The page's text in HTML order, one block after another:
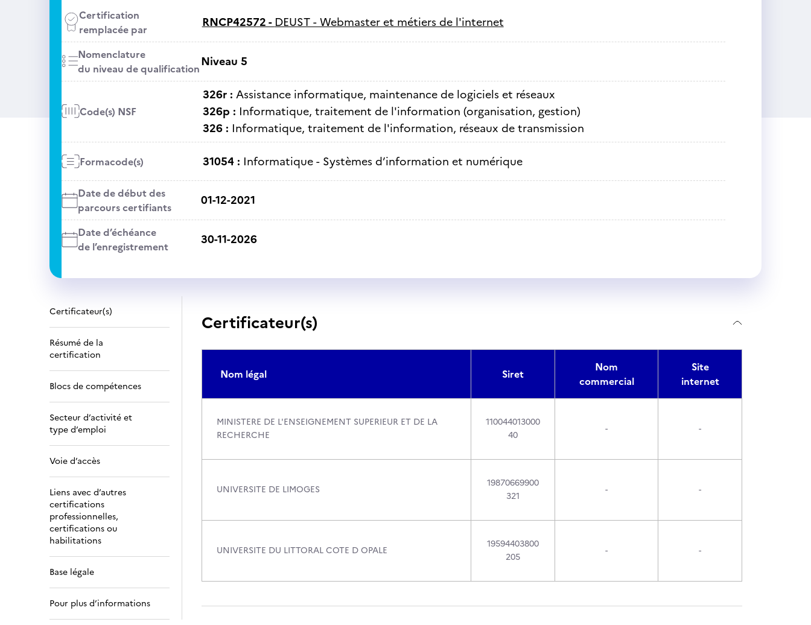
Certification
remplacée par
RNCP42572 - DEUST - Webmaster et métiers de l'internet
Nomenclature
du niveau de qualificationNiveau 5
Code(s) NSF
326r : Assistance informatique, maintenance de logiciels et réseaux
326p : Informatique, traitement de l'information (organisation, gestion)
326 : Informatique, traitement de l'information, réseaux de transmission
Formacode(s) 31054 : Informatique - Systèmes d’information et numérique
Date de début des
parcours certifiants
01-12-2021
Date d’échéance
de l’enregistrement
30-11-2026
Certificateur(s)
Résumé de la
certification
Blocs de compétences
Secteur d’activité et
type d’emploi
Voie d’accès
Liens avec d’autres
certifications
professionnelles,
certifications ou
habilitations
Base légale
Pour plus d’informations
Certificateur(s)
Nom légal Siret
Nom
commercial
Site
internet
MINISTERE DE L'ENSEIGNEMENT SUPERIEUR ET DE LA
RECHERCHE
110044013000
40
- -
UNIVERSITE DE LIMOGES
19870669900
321
- -
UNIVERSITE DU LITTORAL COTE D OPALE
19594403800
205
- -